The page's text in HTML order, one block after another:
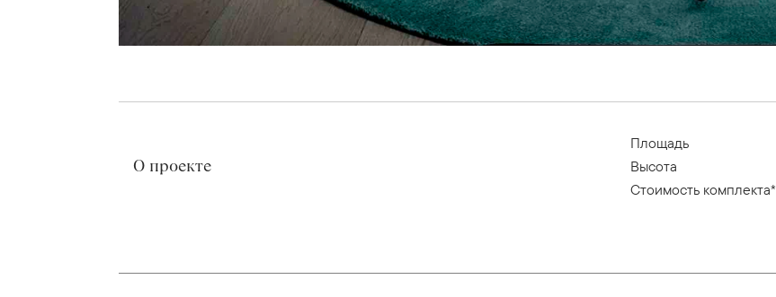
О проекте
Площадь
Высота
Стоимость комплекта*